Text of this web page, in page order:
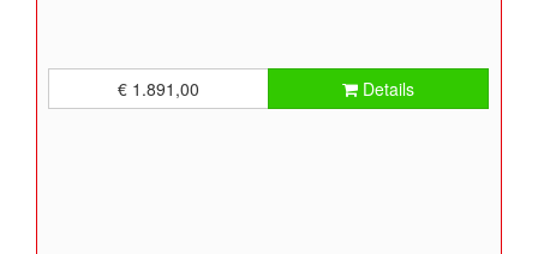
€ 1.891,00 Details